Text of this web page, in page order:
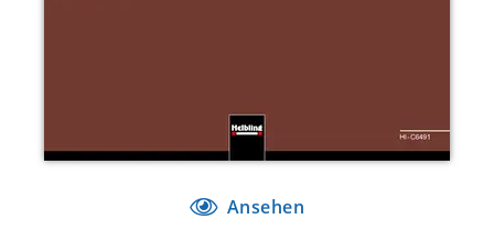
Ansehen